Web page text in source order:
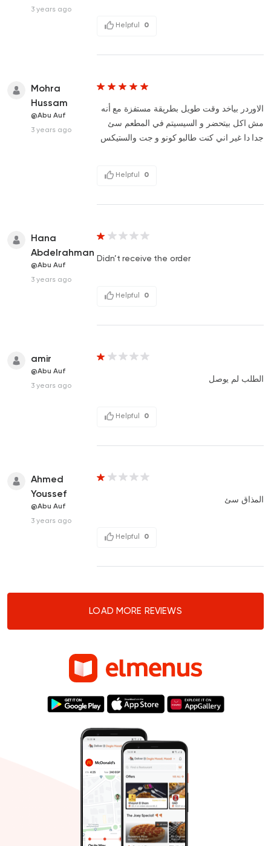
3 years ago
Helpful 0
Mohra
Hussam
@Abu Auf
3 years ago
الاوردر بياخد وقت طويل بطريقة مستفزة مع أنه
مش اكل بيتحضر و السيسيتم في المطعم سئ
جدا دا غير اني كنت طالبو كونو و جت والستيكس
Helpful 0
Hana
Abdelrahman
@Abu Auf
3 years ago
Didn’t receive the order
Helpful 0
amir
@Abu Auf
3 years ago
الطلب لم يوصل
Helpful 0
Ahmed
Youssef
@Abu Auf
3 years ago
المذاق سئ
Helpful 0
LOAD MORE REVIEWS